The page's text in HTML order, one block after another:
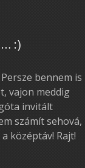
:)
bennem is
vajon meddig
invitált
számít sehová,
középtáv! Rajt!